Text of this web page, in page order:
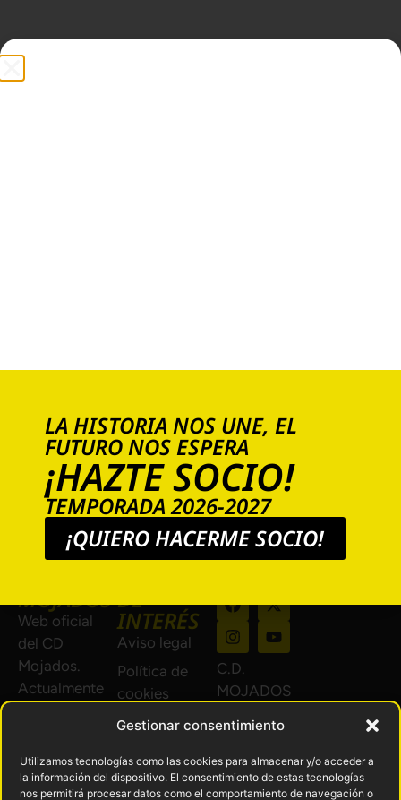
Gestionar consentimiento
Utilizamos tecnologías como las cookies para almacenar y/o acceder a
la información del dispositivo. El consentimiento de estas tecnologías
nos permitirá procesar datos como el comportamiento de navegación o
MOJADOS
Web oficial
del CD
Mojados.
Actualmente
Castilla y
León Grupo
DE
INTERÉS
Aviso legal
Política de
cookies
Política de
Devoluciones
y reembolsos
C.D.
MOJADOS
Todos los
derechos
reservados.
Desarrollado
LA HISTORIA NOS UNE, EL
FUTURO NOS ESPERA
¡HAZTE SOCIO!
TEMPORADA 2026-2027
¡QUIERO HACERME SOCIO!